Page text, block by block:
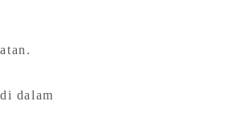
dalam